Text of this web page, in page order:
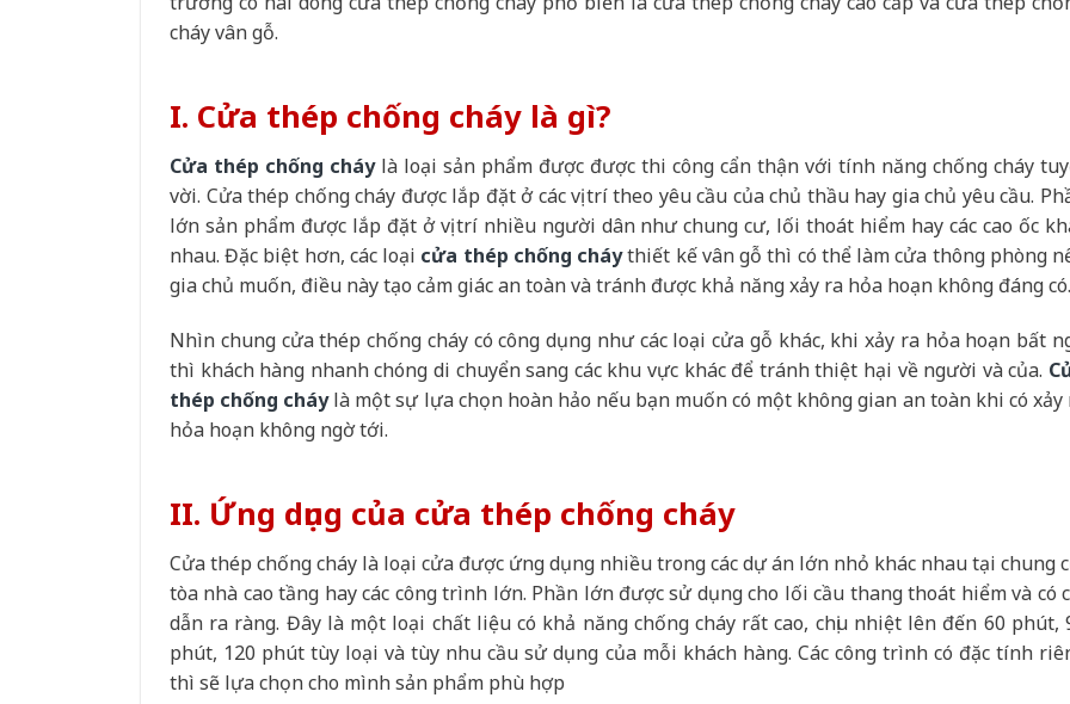
cháy vân gỗ.
I. Cửa thép chống cháy là gì?
Cửa thép chống cháylà loại sản phẩm được được thi công cẩn thận với tính năng chống cháy
vời. Cửa thép chống cháy được lắp đặt ở các vị trí theo yêu cầu của chủ thầu hay gia chủ yêu cầu.
lớn sản phẩm được lắp đặt ở vị trí nhiều người dân như chung cư, lối thoát hiểm hay các cao ốc
nhau. Đặc biệt hơn, các loại cửa thép chống cháythiết kế vân gỗ thì có thể làm cửa thông phòng
gia chủ muốn, điều này tạo cảm giác an toàn và tránh được khả năng xảy ra hỏa hoạn không đáng có.
Nhìn chung cửa thép chống cháy có công dụng như các loại cửa gỗ khác, khi xảy ra hỏa hoạn bất
thì khách hàng nhanh chóng di chuyển sang các khu vực khác để tránh thiệt hại về người và của.
thép chống cháylà một sự lựa chọn hoàn hảo nếu bạn muốn có một không gian an toàn khi có xảy
hỏa hoạn không ngờ tới.
II. Ứng dụng của cửa thép chống cháy
Cửa thép chống cháy là loại cửa được ứng dụng nhiều trong các dự án lớn nhỏ khác nhau tại chung
tòa nhà cao tầng hay các công trình lớn. Phần lớn được sử dụng cho lối cầu thang thoát hiểm và có
dẫn ra ràng. Đây là một loại chất liệu có khả năng chống cháy rất cao, chịu nhiệt lên đến 60 phút,
phút, 120 phút tùy loại và tùy nhu cầu sử dụng của mỗi khách hàng. Các công trình có đặc tính
thì sẽ lựa chọn cho mình sản phẩm phù hợp